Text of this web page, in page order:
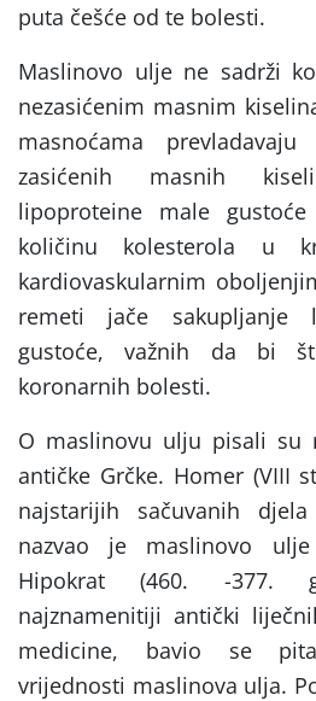
puta češće od te bolesti.
Maslinovo ulje ne sadrži
nezasićenim masnim
masnoćama
zasićenih masnih
lipoproteine male
količinu kolesterola u
kardiovaskularnim
remeti jače sakupljanje
gustoće, važnih da bi
koronarnih bolesti.
O maslinovu ulju pisali su
antičke Grčke. Homer (VIII
najstarijih sačuvanih
nazvao je maslinovo
Hipokrat (460. -377.
najznamenitiji antički
medicine, bavio se
vrijednosti maslinova ulja.